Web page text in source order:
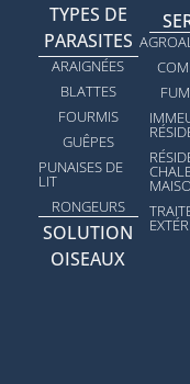
TYPES DE
PARASITES
ARAIGNÉES
BLATTES
FOURMIS
GUÊPES
PUNAISES DE
LIT
RONGEURS
SOLUTION
OISEAUX